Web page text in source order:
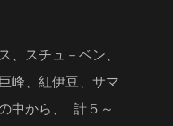
、スチュ－ベン、
峰、紅伊豆、サマ
中から、 計５～